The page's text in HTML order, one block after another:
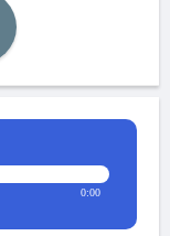
0:00